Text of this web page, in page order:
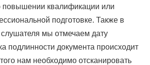
повышении квалификации или
подготовке. Также в
слушателя мы отмечаем дату
подлинности документа происходит
нам необходимо отсканировать